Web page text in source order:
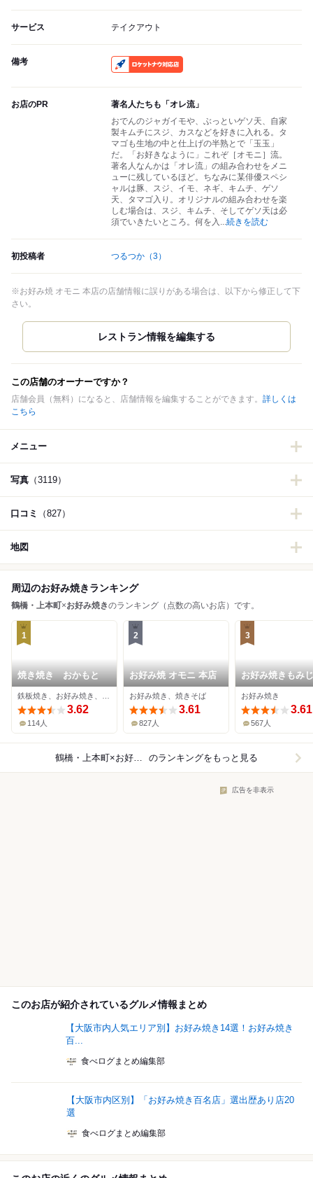
サービス テイクアウト
備考
お店のPR
著名人たちも「オレ流」
おでんのジャガイモや、ぶっといゲソ天、自家
製キムチにスジ、カスなどを好きに入れる。タ
マゴも生地の中と仕上げの半熟とで「玉玉」
だ。「お好きなように」これぞ［オモニ］流。
著名人なんかは「オレ流」の組み合わせをメニ
ューに残しているほど。ちなみに某俳優スペシ
ャルは豚、スジ、イモ、ネギ、キムチ、ゲソ
天、タマゴ入り。オリジナルの組み合わせを楽
しむ場合は、スジ、キムチ、そしてゲソ天は必
須でいきたいところ。何を入 ...続きを読む
初投稿者 つるつか （3）
※お好み焼 オモニ 本店の店舗情報に誤りがある場合は、以下から修正して下
さい。
この店舗のオーナーですか？
店舗会員（無料）になると、店舗情報を編集することができます。 詳しくは
こちら
メニュー
写真 （3119）
口コミ （827）
地図
周辺のお好み焼きランキング
鶴橋・上本町×お好み焼きのランキング（点数の高いお店）です。
1
焼き焼き おかもと
3.62
114人
2
お好み焼 オモニ 本店
お好み焼き、焼きそば
3.61
827人
3
お好み焼きもみじ
お好み焼き
3.61
567人
鶴橋・上本町×お好み焼き のランキングをもっと見る
広告を非表示
このお店が紹介されているグルメ情報まとめ
【大阪市内人気エリア別】お好み焼き14選！お好み焼き
百...
食べログまとめ編集部
【大阪市内区別】「お好み焼き百名店」選出歴あり店20
選
食べログまとめ編集部